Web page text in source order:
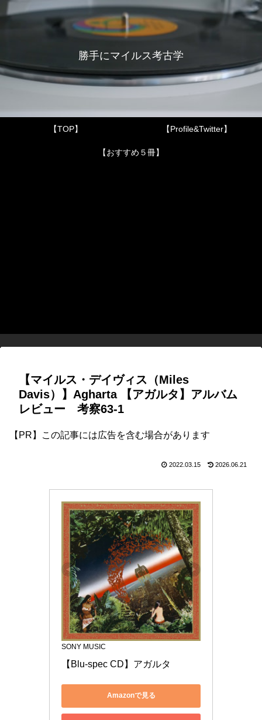
勝手にマイルス考古学
【TOP】 【Profile&Twitter】
【おすすめ５冊】
【マイルス・デイヴィス（Miles
Davis）】Agharta 【アガルタ】アルバム
レビュー 考察63-1
【PR】この記事には広告を含む場合があります
2022.03.15 2026.06.21
SONY MUSIC
【Blu-spec CD】アガルタ
Amazonで見る